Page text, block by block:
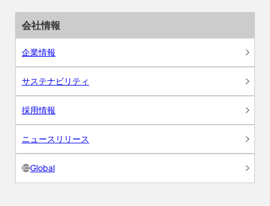
会社情報
企業情報
サステナビリティ
採用情報
ニュースリリース
Global